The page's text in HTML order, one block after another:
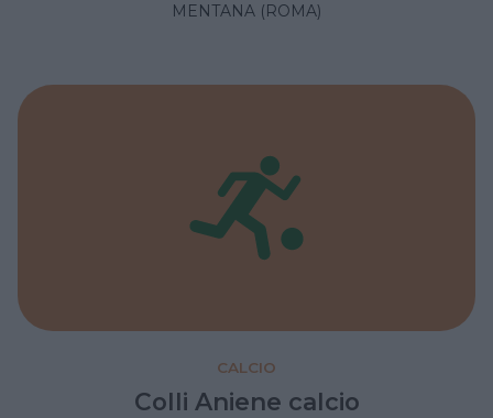
MENTANA (ROMA)
CALCIO
Colli Aniene calcio